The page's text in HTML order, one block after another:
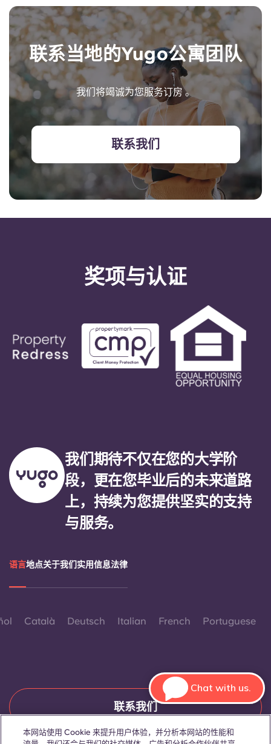
联系当地的Yugo公寓团队
我们将竭诚为您服务订房 。
联系我们
奖项与认证
我们期待不仅在您的大学阶
段，更在您毕业后的未来道路
上，持续为您提供坚实的支持
与服务。
语言地点关于我们实用信息法律
Català Deutsch Italian French Portuguese
联系我们
本网站使用 Cookie 来提升用户体验，并分析本网站的性能和
Chat with us.